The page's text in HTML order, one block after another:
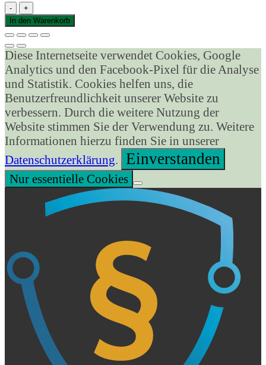
Münze
Artemis
mit
Bogen
40
mm
Menge
In den Warenkorb
Diese Internetseite verwendet Cookies, Google
Analytics und den Facebook-Pixel für die Analyse
und Statistik. Cookies helfen uns, die
Benutzerfreundlichkeit unserer Website zu
verbessern. Durch die weitere Nutzung der
Website stimmen Sie der Verwendung zu. Weitere
Informationen hierzu finden Sie in unserer
Datenschutzerklärung. Einverstanden
Nur essentielle Cookies